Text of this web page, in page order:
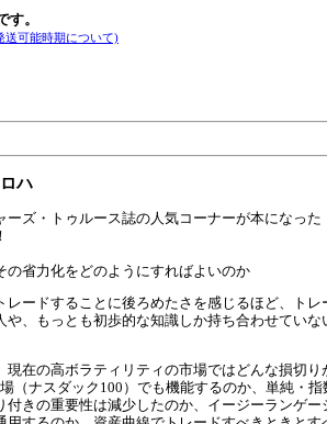
す。
送可能時期について)
ハ
ズ・トゥルース誌の人気コーナーが本になった
の省力化をどのようにすればよいのか
ードすることに後ろめたさを感じるほど、ト
、もっとも初歩的な知識しか持ち合わせてい
在の高ボラティリティの市場ではどんな損切
（ナスダック100）でも機能するのか、単純・
きの重要性は減少したのか、イージーランゲ